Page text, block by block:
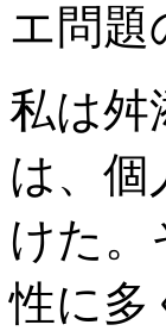
エ問題
私は舛
は、個
けた。
性に多